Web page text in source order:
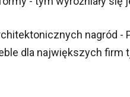
nagród -
dla największych firm